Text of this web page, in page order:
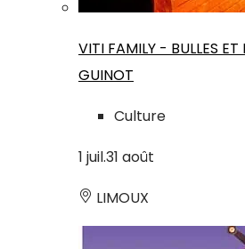
VITI FAMILY - BULLES ET
GUINOT
Culture
1 juil.31 août
LIMOUX